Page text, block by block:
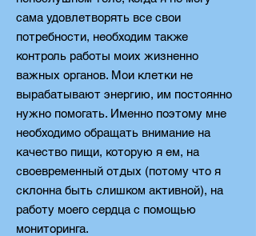
сама удовлетворять все свои
потребности, необходим также
контроль работы моих жизненно
важных органов. Мои клетки не
вырабатывают энергию, им постоянно
нужно помогать. Именно поэтому мне
необходимо обращать внимание на
качество пищи, которую я ем, на
своевременный отдых (потому что я
склонна быть слишком активной), на
работу моего сердца с помощью
мониторинга.